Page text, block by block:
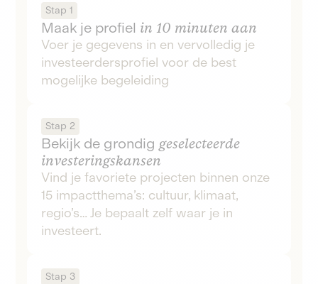
Stap 1
Maak je profiel in 10 minuten aan
Voer je gegevens in en vervolledig je
investeerdersprofiel voor de best
mogelijke begeleiding
Stap 2
Bekijk de grondig geselecteerde
investeringskansen
Vind je favoriete projecten binnen onze
15 impactthema’s: cultuur, klimaat,
regio’s… Je bepaalt zelf waar je in
investeert.
Stap 3